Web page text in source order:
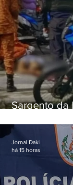
Sargento da
em Vaz Lobo
Jornal Daki
há 15 horas